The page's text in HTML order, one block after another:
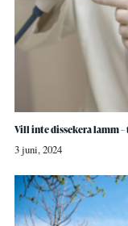
Vill inte dissekera lamm
3 juni, 2024